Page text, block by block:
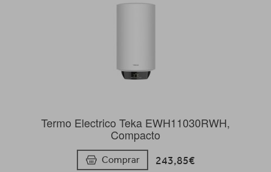
Termo Electrico Teka EWH11030RWH,
Compacto
Comprar 243,85€